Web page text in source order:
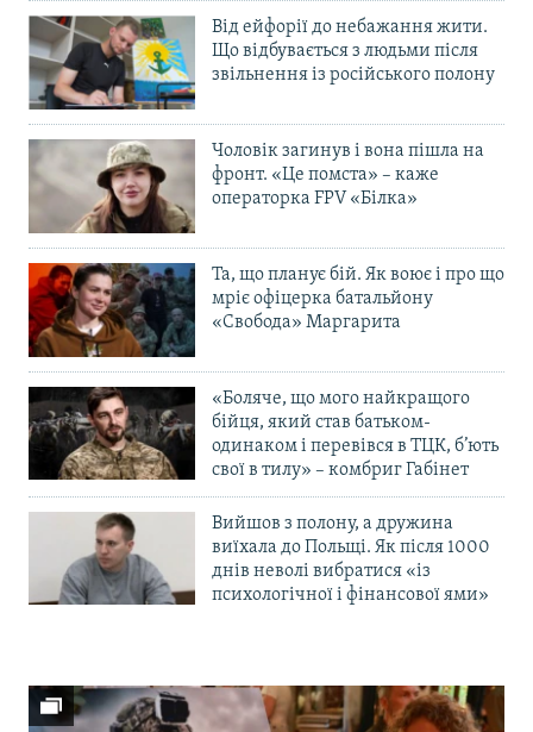
Від ейфорії до небажання жити.
Що відбувається з людьми після
звільнення із російського полону
Чоловік загинув і вона пішла на
фронт. «Це помста» – каже
операторка FPV «Білка»
Та, що планує бій. Як воює і про що
мріє офіцерка батальйону
«Свобода» Маргарита
«Боляче, що мого найкращого
бійця, який став батьком-
одинаком і перевівся в ТЦК, б’ють
свої в тилу» – комбриг Габінет
Вийшов з полону, а дружина
виїхала до Польщі. Як після 1000
днів неволі вибратися «із
психологічної і фінансової ями»